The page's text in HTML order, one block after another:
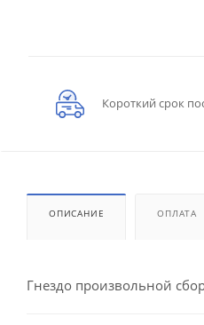
Короткий срок
ОПИСАНИЕ ОПЛАТА
Гнездо произвольной